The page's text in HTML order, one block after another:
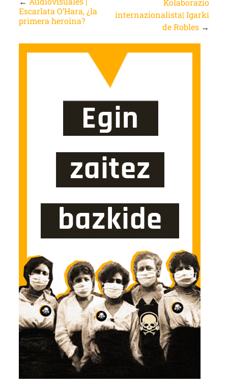
Escarlata O’Hara, ¿la
primera heroína?
Kolaborazio
internazionalista| Igarki
de Robles →